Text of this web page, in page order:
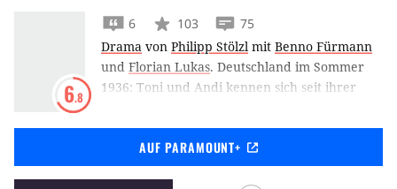
6.8
6 103
75
Drama von Philipp Stölzl mit Benno Fürmann
und Florian Lukas. Deutschland im Sommer
1936: Toni und Andi kennen sich seit ihrer
Und ein Berg hat es ihnen besonders angetan:
der Eiger und seine bis dato unbezwungene
Nordwand. Obwohl aufgrund der zahlreichen
AUF PARAMOUNT+